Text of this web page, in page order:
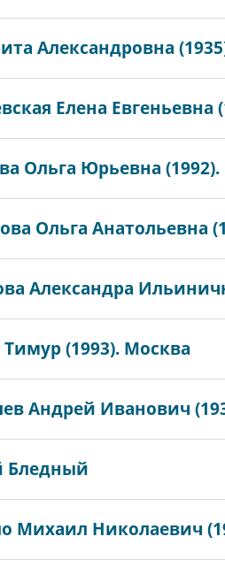
Александровна
Елена Евгеньевна
Ольга Юрьевна
Ольга Анатольевна
Александра
(1993). Москва
Андрей Иванович
Бледный
Михаил Николаевич